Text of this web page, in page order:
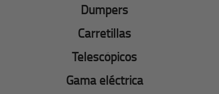
Dumpers
Carretillas
Telescópicos
Gama eléctrica